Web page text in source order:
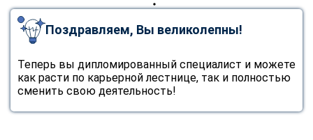
Поздравляем, Вы великолепны!
Теперь вы дипломированный специалист и можете
как расти по карьерной лестнице, так и полностью
сменить свою деятельность!